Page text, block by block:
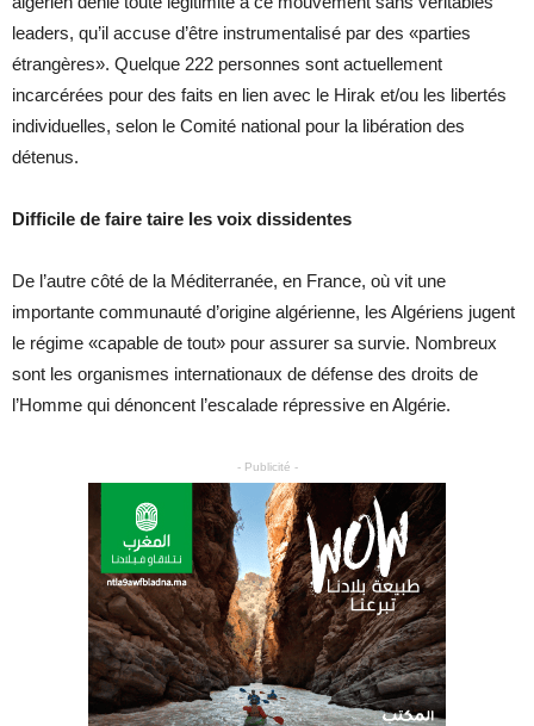
leaders, qu’il accuse d’être instrumentalisé par des «parties
étrangères». Quelque 222 personnes sont actuellement
incarcérées pour des faits en lien avec le Hirak et/ou les libertés
individuelles, selon le Comité national pour la libération des
détenus.
Difficile de faire taire les voix dissidentes
De l’autre côté de la Méditerranée, en France, où vit une
importante communauté d’origine algérienne, les Algériens jugent
le régime «capable de tout» pour assurer sa survie. Nombreux
sont les organismes internationaux de défense des droits de
l’Homme qui dénoncent l’escalade répressive en Algérie.
- Publicité -